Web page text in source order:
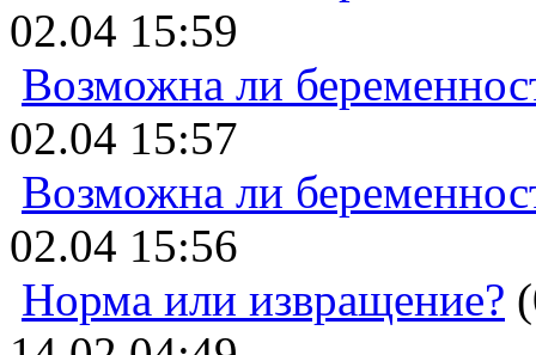
02.04 15:59
Возможна ли
02.04 15:57
Возможна ли
02.04 15:56
Норма или извращение?